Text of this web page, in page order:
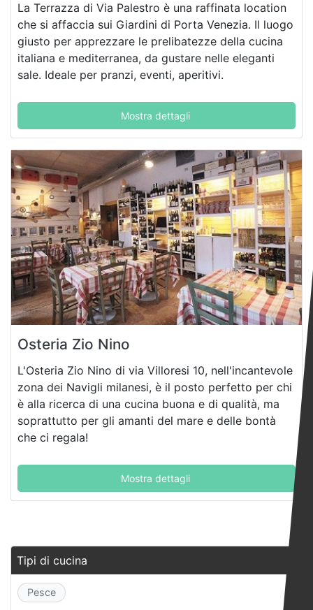
La Terrazza di Via Palestro è una raffinata location
che si affaccia sui Giardini di Porta Venezia. Il luogo
giusto per apprezzare le prelibatezze della cucina
italiana e mediterranea, da gustare nelle eleganti
sale. Ideale per pranzi, eventi, aperitivi.
Mostra dettagli
Osteria Zio Nino
L'Osteria Zio Nino di via Villoresi 10, nell'incantevole
zona dei Navigli milanesi, è il posto perfetto per chi
è alla ricerca di una cucina buona e di qualità, ma
soprattutto per gli amanti del mare e delle bontà
che ci regala!
Mostra dettagli
Tipi di cucina
Pesce